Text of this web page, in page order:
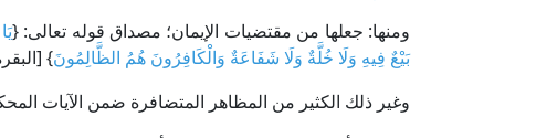
ومنها: جعلها من مقتضيات الإيمان؛ مصداق قوله تعالى: {
بَيْعٌ فِيهِ وَلَا خُلَّةٌ وَلَا شَفَاعَةٌ وَالْكَافِرُونَ هُمُ الظَّالِمُونَ} [البقرة:
وغير ذلك الكثير من المظاهر المتضافرة ضمن الآيات